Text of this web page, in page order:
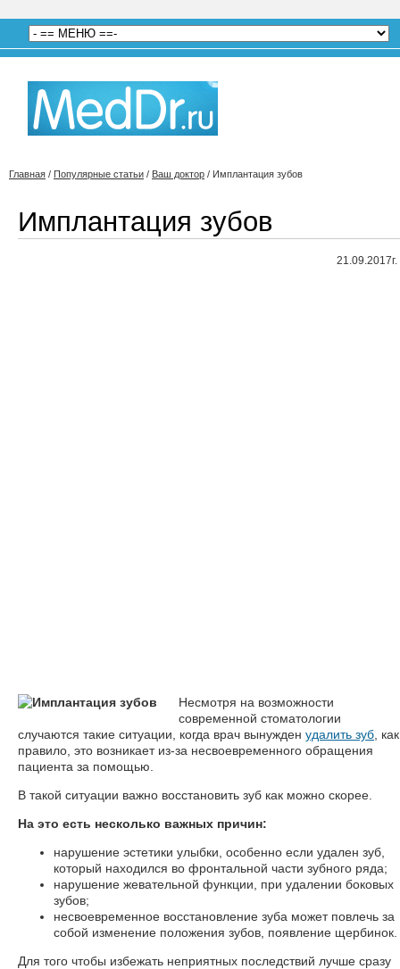
Главная / Популярные статьи / Ваш доктор / Имплантация зубов
Имплантация зубов
21.09.2017г.
Несмотря на возможности
современной стоматологии
случаются такие ситуации, когда врач вынужден удалить зуб , как
правило, это возникает из-за несвоевременного обращения
пациента за помощью.
В такой ситуации важно восстановить зуб как можно скорее.
На это есть несколько важных причин:
нарушение эстетики улыбки, особенно если удален зуб,
который находился во фронтальной части зубного ряда;
нарушение жевательной функции, при удалении боковых
зубов;
несвоевременное восстановление зуба может повлечь за
собой изменение положения зубов, появление щербинок.
Для того чтобы избежать неприятных последствий лучше сразу